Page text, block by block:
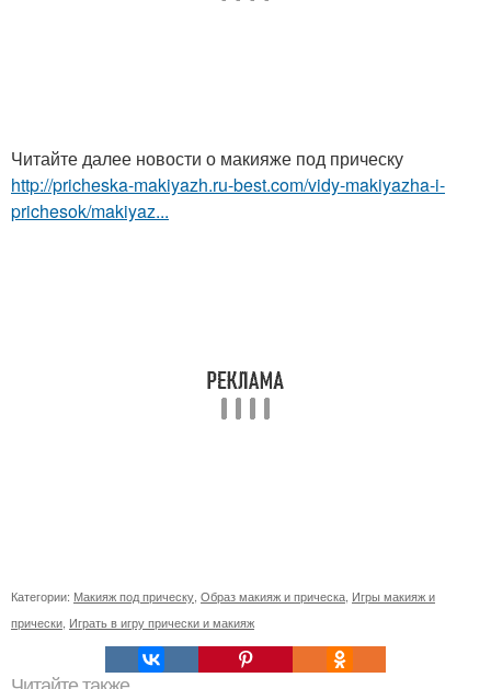
Читайте далее новости о макияже под прическу
http://pricheska-makiyazh.ru-best.com/vidy-makiyazha-i-
prichesok/makiyaz...
Категории: Макияж под прическу Образ макияж и прическа Игры макияж и
прически Играть в игру прически и макияж